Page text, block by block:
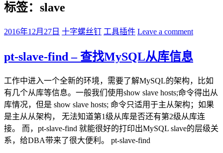
标签：slave
2016年12月27日 十字螺丝钉 工具插件 Leave a comment
pt-slave-find – 查找MySQL从库信息
工作中进入一个全新的环境，需要了解MySQL的架构，比如
有几个从库等信息。一般我们使用show slave hosts;命令得出从
库情况，但是 show slave hosts; 命令只适用于主从架构；如果
是主从从架构， 无法知道第1级从库是否还有第2级从库连
接。 而，pt-slave-find 就能很好的打印出MySQL slave的层级关
系，给DBA带来了很大便利。 pt-slave-find